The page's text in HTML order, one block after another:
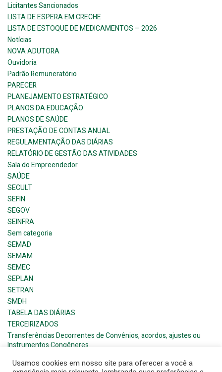
Licitantes Sancionados
LISTA DE ESPERA EM CRECHE
LISTA DE ESTOQUE DE MEDICAMENTOS – 2026
Notícias
NOVA ADUTORA
Ouvidoria
Padrão Remuneratório
PARECER
PLANEJAMENTO ESTRATÉGICO
PLANOS DA EDUCAÇÃO
PLANOS DE SAÚDE
PRESTAÇÃO DE CONTAS ANUAL
REGULAMENTAÇÃO DAS DIÁRIAS
RELATÓRIO DE GESTÃO DAS ATIVIDADES
Sala do Empreendedor
SAÚDE
SECULT
SEFIN
SEGOV
SEINFRA
Sem categoria
SEMAD
SEMAM
SEMEC
SEPLAN
SETRAN
SMDH
TABELA DAS DIÁRIAS
TERCEIRIZADOS
Transferências Decorrentes de Convênios, acordos, ajustes ou
Instrumentos Congêneres
Usamos cookies em nosso site para oferecer a você a